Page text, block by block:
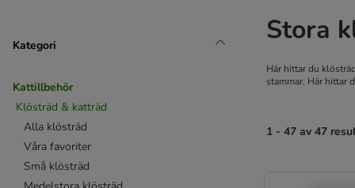
Kategori
Kattillbehör
Klösträd & katträd
Alla klösträd
Våra favoriter
Små klösträd
Stora
Här hittar du
stammar. Här hittar
1 - 47 av 47